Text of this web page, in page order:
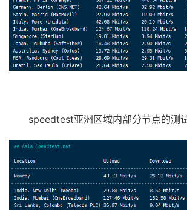
speedtest亚洲区域内部分节点的测试